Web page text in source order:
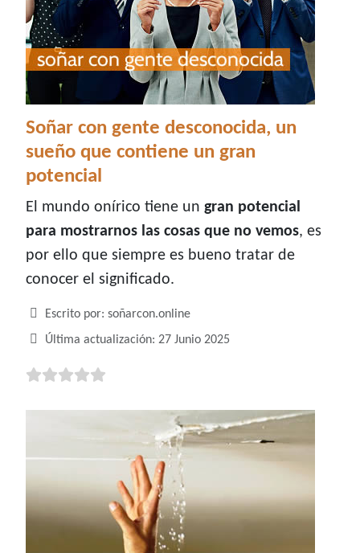
Soñar con gente desconocida, un
sueño que contiene un gran
potencial
El mundo onírico tiene un gran potencial
para mostrarnos las cosas que no vemos, es
por ello que siempre es bueno tratar de
conocer el significado.
Detalles
Escrito por: soñarcon.online
Última actualización: 27 Junio 2025